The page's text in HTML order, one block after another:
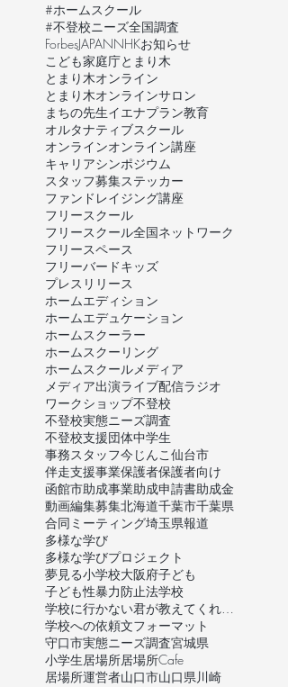
#ホームスクール
#不登校ニーズ全国調査
ForbesJAPANNHKお知らせ
こども家庭庁とまり木
とまり木オンライン
とまり木オンラインサロン
まちの先生イエナプラン教育
オルタナティブスクール
オンラインオンライン講座
キャリアシンポジウム
スタッフ募集ステッカー
ファンドレイジング講座
フリースクール
フリースクール全国ネットワーク
フリースペース
フリーバードキッズ
プレスリリース
ホームエディション
ホームエデュケーション
ホームスクーラー
ホームスクーリング
ホームスクールメディア
メディア出演ライブ配信ラジオ
ワークショップ不登校
不登校実態ニーズ調査
不登校支援団体中学生
事務スタッフ今じんこ仙台市
伴走支援事業保護者保護者向け
函館市助成事業助成申請書助成金
動画編集募集北海道千葉市千葉県
合同ミーティング埼玉県報道
多様な学び
多様な学びプロジェクト
夢見る小学校大阪府子ども
子ども性暴力防止法学校
学校に行かない君が教えてくれたこと
学校への依頼文フォーマット
守口市実態ニーズ調査宮城県
小学生居場所居場所Cafe
居場所運営者山口市山口県川崎